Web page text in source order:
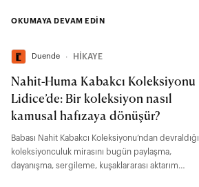
OKUMAYA DEVAM EDİN
Duende ∙ HİKAYE
Nahit-Huma Kabakcı Koleksiyonu
Lidice’de: Bir koleksiyon nasıl
kamusal hafızaya dönüşür?
Babası Nahit Kabakcı Koleksiyonu’ndan devraldığı
koleksiyonculuk mirasını bugün paylaşma,
dayanışma, sergileme, kuşaklararası aktarım